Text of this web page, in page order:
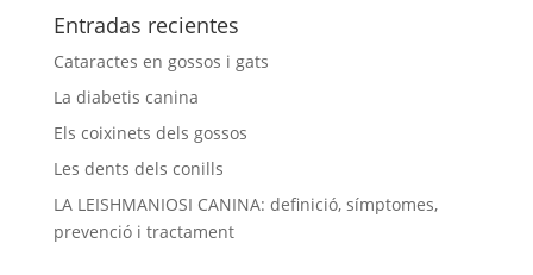
Entradas recientes
Cataractes en gossos i gats
La diabetis canina
Els coixinets dels gossos
Les dents dels conills
LA LEISHMANIOSI CANINA: definició, símptomes,
prevenció i tractament